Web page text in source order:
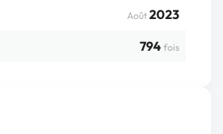
Août 2023
794 fois